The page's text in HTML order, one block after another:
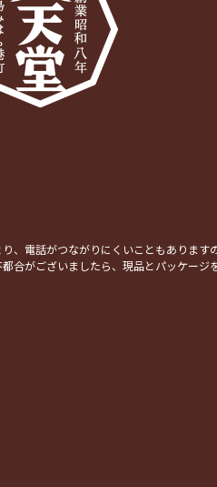
、電話がつながりにくいこともあります
合がございましたら、現品とパッケージ